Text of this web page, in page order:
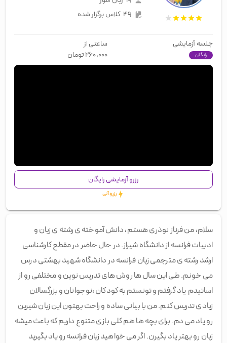
۴۹ کلاس برگزار شده
جلسه آزمایشی
رایگان
ساعتی از
۲۶۰,۰۰۰تومان
رزرو آزمایشی رایگان
رزرو آنی
سلام، من فرناز نوذری هستم، دانش آموخته ی رشته ی زبان و
ادبیات فرانسه از دانشگاه شیراز. در حال حاضر در مقطع کارشناسی
ارشد رشته ی مترجمی زبان فرانسه در دانشگاه شهید بهشتی درس
می خونم. طی این سال ها روش های تدریس نوین و مختلفی رو از
اساتیدم یاد گرفتم و تونستم به کودکان ،نوجوانان و بزرگسالان
زیادی تدریس کنم. من با بیانی ساده و راحت بهتون این زبان شیرین
رو یاد می دم. برای بچه ها هم کلی بازی متنوع داریم که باعث میشه
زبان رو بهتر یاد بگیرن. اگر می خواهید زبان فرانسه رو یاد بگیرید